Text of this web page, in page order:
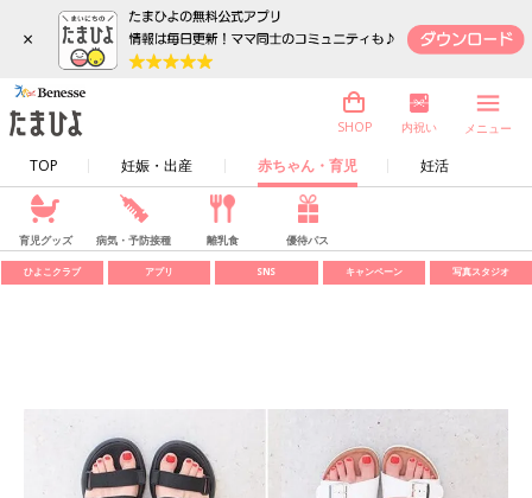
×
TOP 妊娠・出産 赤ちゃん・育児 妊活
SHOP 内祝い メニュー
育児グッズ 病気・予防接種 離乳食 優待パス
ひよこクラブ アプリ SNS キャンペーン 写真スタジオ